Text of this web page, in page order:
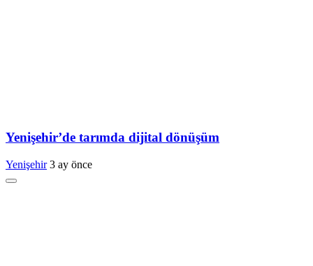
Yenişehir’de tarımda dijital dönüşüm
Yenişehir 3 ay önce